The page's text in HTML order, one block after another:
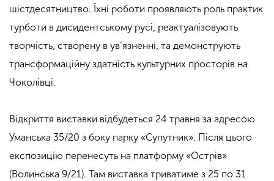
шістдесятництво. Їхні роботи проявляють роль практик
турботи в дисидентському русі, реактуалізовують
творчість, створену в ув’язненні, та демонструють
трансформаційну здатність культурних просторів на
Чоколівці.
Відкриття виставки відбудеться 24 травня за адресою
Уманська 35/20 з боку парку «Супутник». Після цього
експозицію перенесуть на платформу «Острів»
(Волинська 9/21). Там виставка триватиме з 25 по 31